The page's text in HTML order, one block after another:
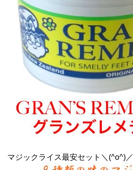
マジックライス最安セット＼(^o^)／